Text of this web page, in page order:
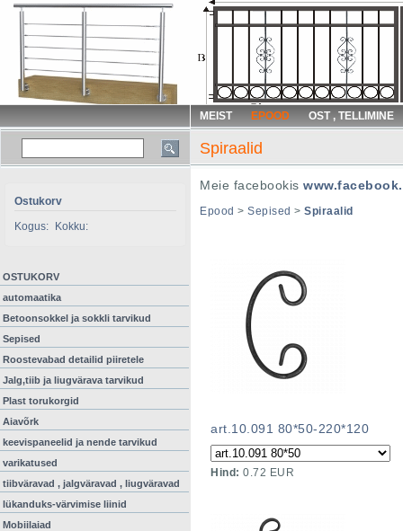
MEIST EPOOD OST , TELLIMINE
Spiraalid
Ostukorv
Kogus:
Kokku:
OSTUKORV
automaatika
Betoonsokkel ja sokkli tarvikud
Sepised
Roostevabad detailid piiretele
Jalg,tiib ja liugvärava tarvikud
Plast torukorgid
Aiavõrk
keevispaneelid ja nende tarvikud
varikatused
tiibväravad , jalgväravad , liugväravad
lükanduks-värvimise liinid
Mobiilaiad
Meie facebookis
Epood > Sepised > Spiraalid
art.10.091 80*50-220*120
Hind: 0.72 EUR